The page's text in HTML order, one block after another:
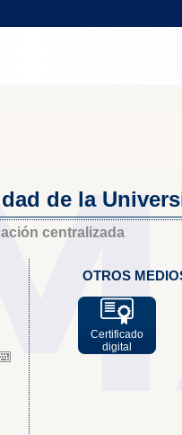
de la
centralizada
OTROS
Certificado
digital